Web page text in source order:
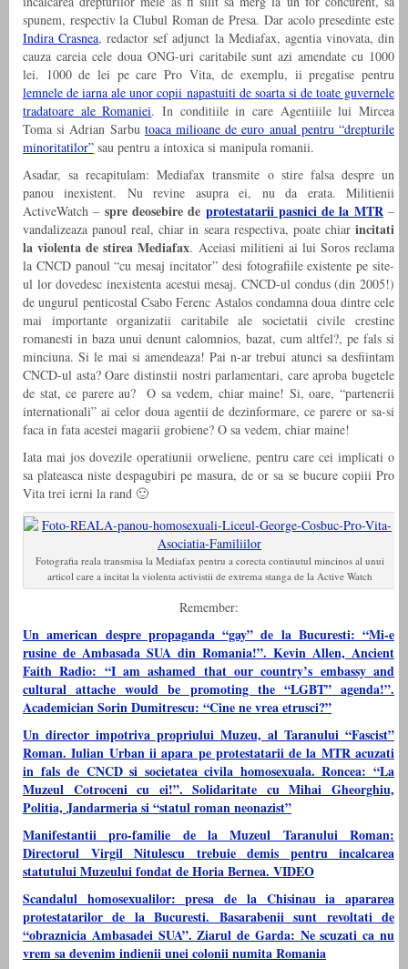
spunem, respectiv la Clubul Roman de Presa. Dar acolo presedinte este
Indira Crasnea, redactor sef adjunct la Mediafax, agentia vinovata, din
cauza careia cele doua ONG-uri caritabile sunt azi amendate cu 1000
lei. 1000 de lei pe care Pro Vita, de exemplu, ii pregatise pentru
lemnele de iarna ale unor copii napastuiti de soarta si de toate guvernele
tradatoare ale Romaniei. In conditiile in care Agentiiile lui Mircea
Toma si Adrian Sarbu toaca milioane de euro anual pentru “drepturile
minoritatilor” sau pentru a intoxica si manipula romanii.
Asadar, sa recapitulam: Mediafax transmite o stire falsa despre un
panou inexistent. Nu revine asupra ei, nu da erata. Militienii
ActiveWatch – spre deosebire de protestatarii pasnici de la MTR –
vandalizeaza panoul real, chiar in seara respectiva, poate chiar incitati
la violenta de stirea Mediafax. Aceiasi militieni ai lui Soros reclama
la CNCD panoul “cu mesaj incitator” desi fotografiile existente pe site-
ul lor dovedesc inexistenta acestui mesaj. CNCD-ul condus (din 2005!)
de ungurul penticostal Csabo Ferenc Astalos condamna doua dintre cele
mai importante organizatii caritabile ale societatii civile crestine
romanesti in baza unui denunt calomnios, bazat, cum altfel?, pe fals si
minciuna. Si le mai si amendeaza! Pai n-ar trebui atunci sa desfiintam
CNCD-ul asta? Oare distinstii nostri parlamentari, care aproba bugetele
de stat, ce parere au? O sa vedem, chiar maine! Si, oare, “partenerii
internationali” ai celor doua agentii de dezinformare, ce parere or sa-si
faca in fata acestei magarii grobiene? O sa vedem, chiar maine!
Iata mai jos dovezile operatiunii orweliene, pentru care cei implicati o
sa plateasca niste despagubiri pe masura, de or sa se bucure copiii Pro
Vita trei ierni la rand 🙂
Fotografia reala transmisa la Mediafax pentru a corecta continutul mincinos al unui
articol care a incitat la violenta activistii de extrema stanga de la Active Watch
Remember:
Un american despre propaganda “gay” de la Bucuresti: “Mi-e
rusine de Ambasada SUA din Romania!”. Kevin Allen, Ancient
Faith Radio: “I am ashamed that our country’s embassy and
cultural attache would be promoting the “LGBT” agenda!”.
Academician Sorin Dumitrescu: “Cine ne vrea etrusci?”
Un director impotriva propriului Muzeu, al Taranului “Fascist”
Roman. Iulian Urban ii apara pe protestatarii de la MTR acuzati
in fals de CNCD si societatea civila homosexuala. Roncea: “La
Muzeul Cotroceni cu ei!”. Solidaritate cu Mihai Gheorghiu,
Politia, Jandarmeria si “statul roman neonazist”
Manifestantii pro-familie de la Muzeul Taranului Roman:
Directorul Virgil Nitulescu trebuie demis pentru incalcarea
statutului Muzeului fondat de Horia Bernea. VIDEO
Scandalul homosexualilor: presa de la Chisinau ia apararea
protestatarilor de la Bucuresti. Basarabenii sunt revoltati de
“obraznicia Ambasadei SUA”. Ziarul de Garda: Ne scuzati ca nu
vrem sa devenim indienii unei colonii numita Romania